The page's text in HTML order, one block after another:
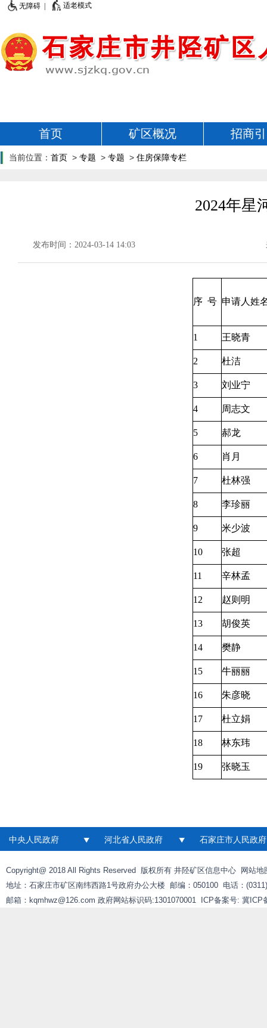
无障碍 | 适老模式
首页 矿区概况 招商
当前位置： 首页 > 专题 > 专题 > 住房保障专栏
2024年星
发布时间：2024-03-14 14:03
序 号 申请人姓
1 王晓青
2 杜洁
3 刘业宁
4 周志文
5 郝龙
6 肖月
7 杜林强
8 李珍丽
9 米少波
10 张超
11 辛林孟
12 赵则明
13 胡俊英
14 樊静
15 牛丽丽
16 朱彦晓
17 杜立娟
18 林东玮
19 张晓玉